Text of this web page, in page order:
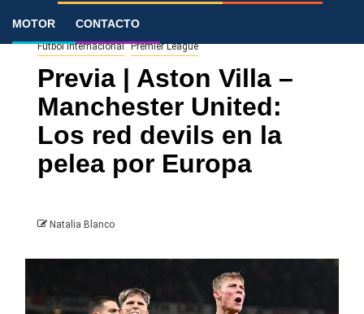
MOTOR CONTACTO
Fútbol Internacional Premier League
Previa | Aston Villa –
Manchester United:
Los red devils en la
pelea por Europa
Natalia Blanco